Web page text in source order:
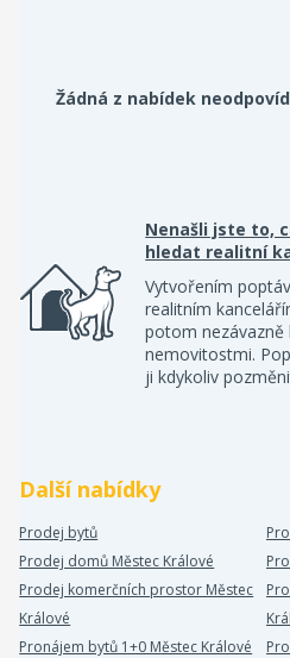
Žádná z nabídek
Nenašli jste to,
hledat realitní
Vytvořením
realitním
potom
nemovitostmi.
ji kdykoliv
Další nabídky
Prodej bytů
Prodej domů Městec Králové
Prodej komerčních prostor Městec
Králové
Pronájem bytů 1+0 Městec Králové